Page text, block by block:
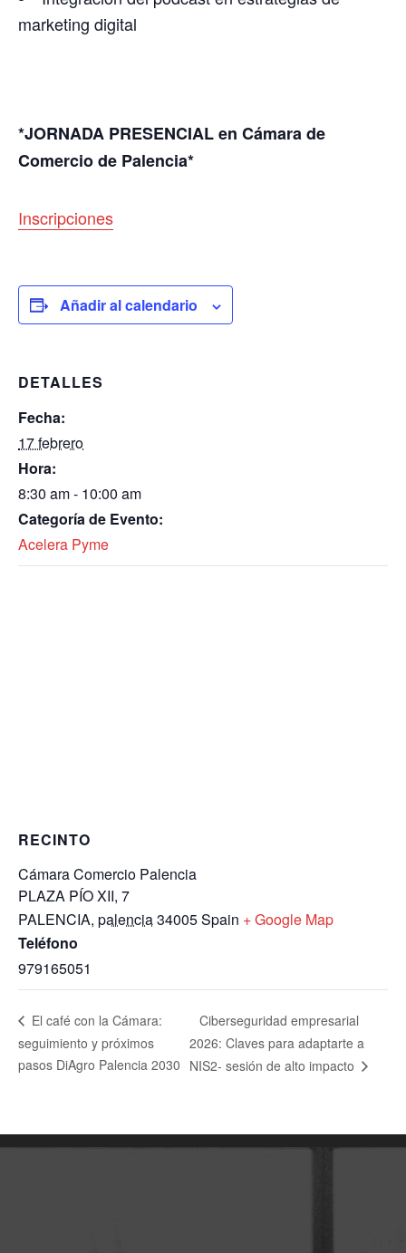
marketing digital
*JORNADA PRESENCIAL en Cámara de
Comercio de Palencia*
Inscripciones
Añadir al calendario
DETALLES
Fecha:
17 febrero
Hora:
8:30 am - 10:00 am
Categoría de Evento:
Acelera Pyme
RECINTO
Cámara Comercio Palencia
PLAZA PÍO XII, 7
PALENCIA, palencia34005Spain + Google Map
Teléfono
979165051
El café con la Cámara:
seguimiento y próximos
pasos DiAgro Palencia 2030
Ciberseguridad empresarial
2026: Claves para adaptarte a
NIS2- sesión de alto impacto